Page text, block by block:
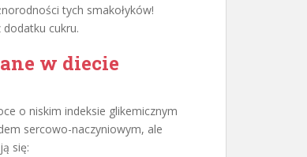
tych smakołyków!
cukru.
w diecie
o niskim indeksie glikemicznym
sercowo-naczyniowym, ale
się: